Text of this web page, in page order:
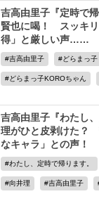
吉高由里子『定時で
賢也に喝！ スッキ
得」と厳しい声……
吉高由里子 どらまっ子
どらまっ子KOROちゃん
吉高由里子『わたし
理がひと皮剥けた？
なキャラ」との声！
わたし、定時で帰ります。
向井理 吉高由里子